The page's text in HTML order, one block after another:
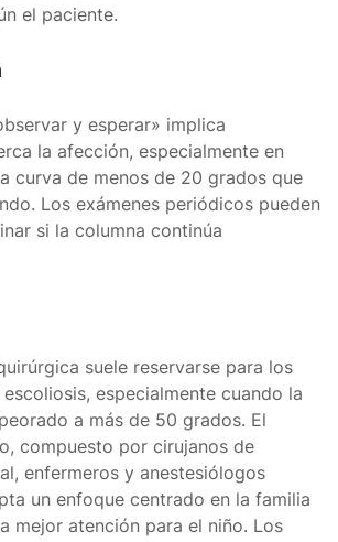
el paciente.
y esperar» implica
la afección, especialmente en
curva de menos de 20 grados que
Los exámenes periódicos pueden
si la columna continúa
suele reservarse para los
especialmente cuando la
a más de 50 grados. El
compuesto por cirujanos de
enfermeros y anestesiólogos
un enfoque centrado en la familia
mejor atención para el niño. Los